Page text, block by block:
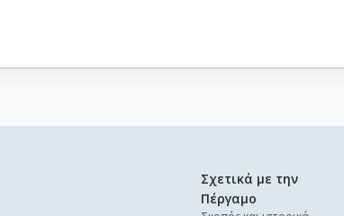
Σχετικά με την
Πέργαμο